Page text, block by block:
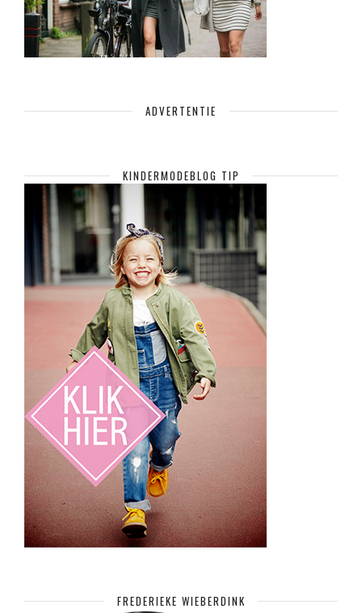
ADVERTENTIE
KINDERMODEBLOG TIP
FREDERIEKE WIEBERDINK